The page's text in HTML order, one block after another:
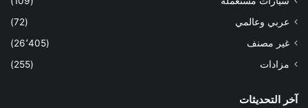
عربي وعالمي
(72)
غير مصنف
(26٬405)
مزادات
(255)
آخر التحديثات